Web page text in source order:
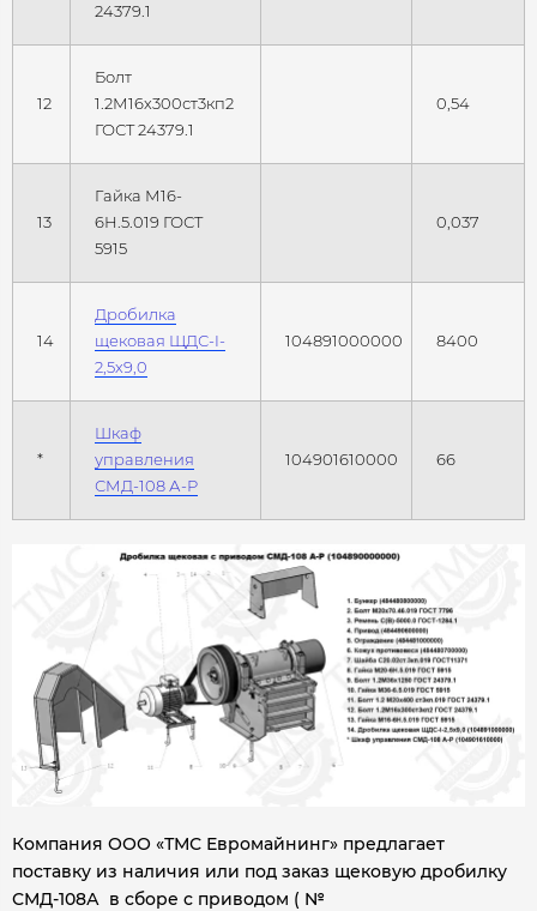
24379.1
12
Болт
1.2М16х300ст3кп2
ГОСТ 24379.1
0,54
13
Гайка М16-
6Н.5.019 ГОСТ
5915
0,037
14
Дробилка
щековая ЩДС-I-
2,5х9,0
104891000000 8400
*
Шкаф
управления
СМД-108 А-Р
104901610000 66
Компания ООО «ТМС Евромайнинг» предлагает
поставку из наличия или под заказ щековую дробилку
СМД-108А в сборе с приводом ( №